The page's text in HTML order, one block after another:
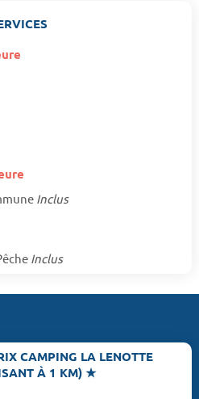
Inclus
Inclus
CAMPING LA LENOTTE
À 1 KM) ★